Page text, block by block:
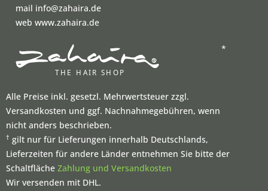
mail info@zahaira.de
web www.zahaira.de
*
Alle Preise inkl. gesetzl. Mehrwertsteuer zzgl.
Versandkosten und ggf. Nachnahmegebühren, wenn
nicht anders beschrieben.
† gilt nur für Lieferungen innerhalb Deutschlands,
Lieferzeiten für andere Länder entnehmen Sie bitte der
Schaltfläche Zahlung und Versandkosten
Wir versenden mit DHL.